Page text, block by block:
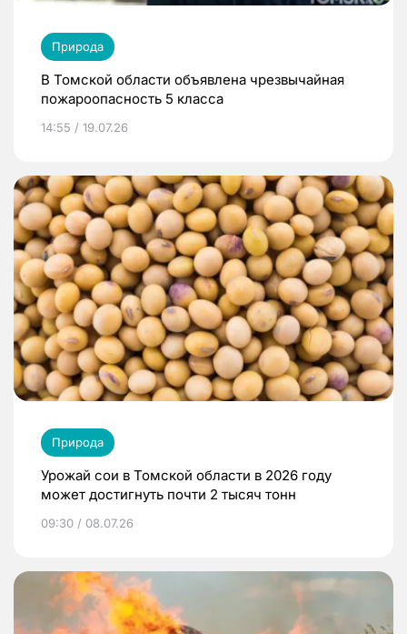
Природа
В Томской области объявлена чрезвычайная
пожароопасность 5 класса
14:55 / 19.07.26
Природа
Урожай сои в Томской области в 2026 году
может достигнуть почти 2 тысяч тонн
09:30 / 08.07.26